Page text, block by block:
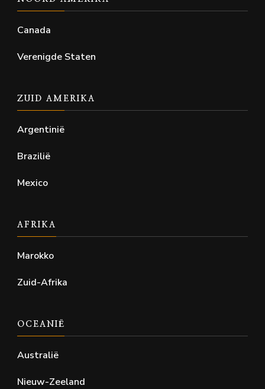
Canada
Verenigde Staten
ZUID AMERIKA
Argentinië
Brazilië
Mexico
AFRIKA
Marokko
Zuid-Afrika
OCEANIË
Australië
Nieuw-Zeeland